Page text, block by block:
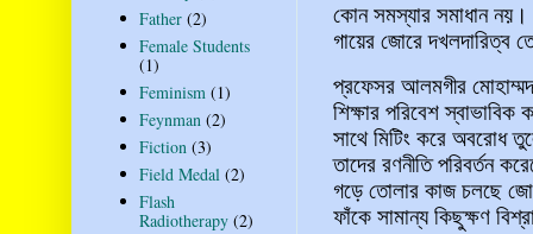
কোন সমস্যার সমাধান
গায়ের জোরে দখলদারিত্ব
প্রফেসর আলমগীর মোহাম্মদ
শিক্ষার পরিবেশ স্বাভাবিক
সাথে মিটিং করে অবরোধ
তাদের রণনীতি পরিবর্তন
গড়ে তোলার কাজ চলছে
ফাঁকে সামান্য কিছুক্ষণ
Father (2)
Female Students
(1)
Feminism (1)
Feynman (2)
Fiction (3)
Field Medal (2)
Flash
Radiotherapy (2)